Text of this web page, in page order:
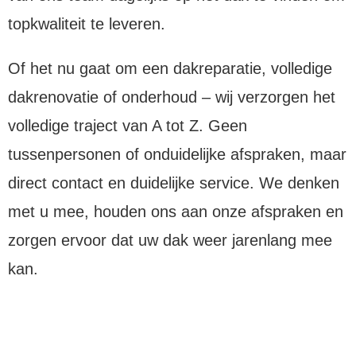
topkwaliteit te leveren.
Of het nu gaat om een dakreparatie, volledige
dakrenovatie of onderhoud – wij verzorgen het
volledige traject van A tot Z. Geen
tussenpersonen of onduidelijke afspraken, maar
direct contact en duidelijke service. We denken
met u mee, houden ons aan onze afspraken en
zorgen ervoor dat uw dak weer jarenlang mee
kan.